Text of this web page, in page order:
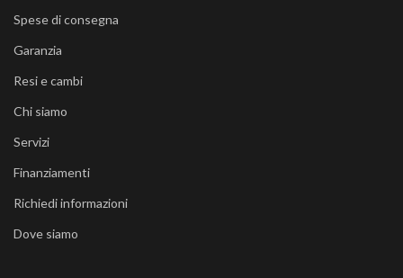
Spese di consegna
Garanzia
Resi e cambi
Chi siamo
Servizi
Finanziamenti
Richiedi informazioni
Dove siamo